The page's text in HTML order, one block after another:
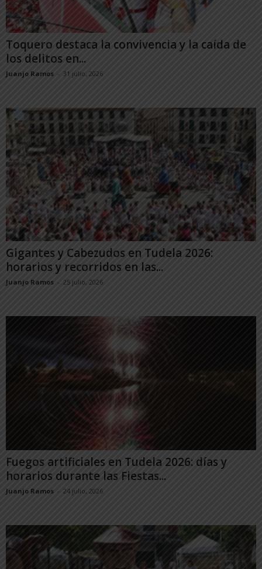
Toquero destaca la convivencia y la caída de
los delitos en...
Juanjo Ramos - 31 julio, 2026
Gigantes y Cabezudos en Tudela 2026:
horarios y recorridos en las...
Juanjo Ramos - 25 julio, 2026
Fuegos artificiales en Tudela 2026: días y
horarios durante las Fiestas...
Juanjo Ramos - 24 julio, 2026